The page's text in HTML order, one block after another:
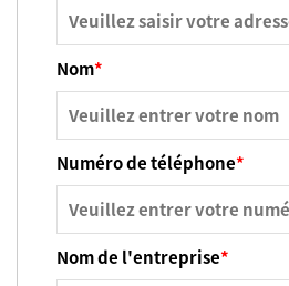
Nom*
Numéro de téléphone*
Nom de l'entreprise*